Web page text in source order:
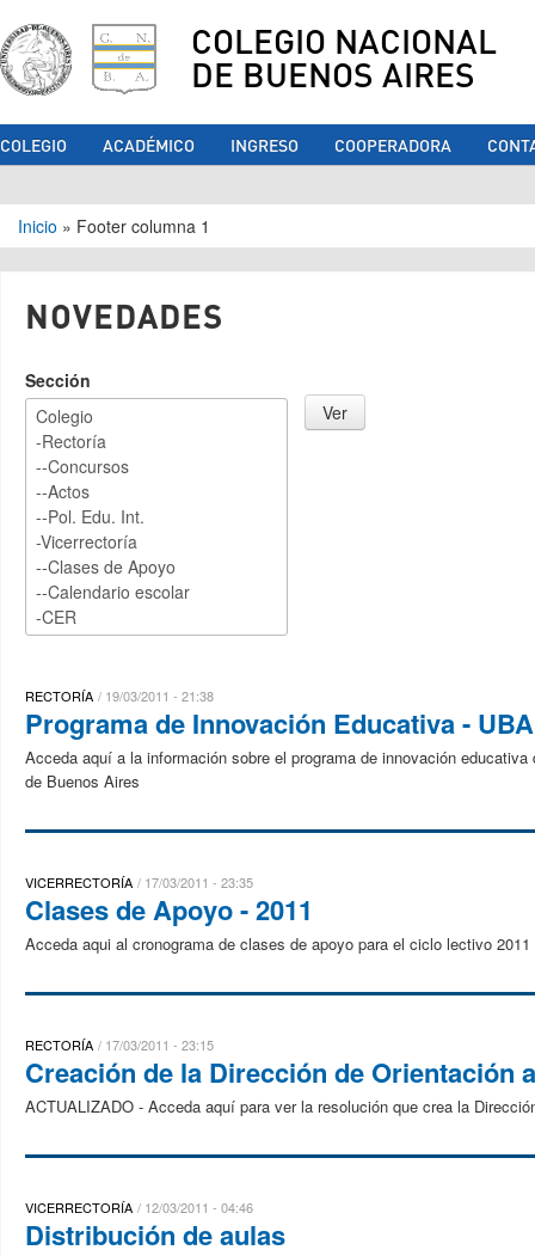
COLEGIO NACIONAL
DE BUENOS AIRES
COLEGIO ACADÉMICO INGRESO COOPERADORA
Se encuentra usted aquí
Inicio » Footer columna 1
NOVEDADES
Sección
RECTORÍA 19/03/2011 - 21:38
Programa de Innovación Educativa - UBA
Acceda aquí a la información sobre el programa de innovación
de Buenos Aires
VICERRECTORÍA 17/03/2011 - 23:35
Clases de Apoyo - 2011
Acceda aqui al cronograma de clases de apoyo para el ciclo lectivo 2011
RECTORÍA 17/03/2011 - 23:15
Creación de la Dirección de Orientación
ACTUALIZADO - Acceda aquí para ver la resolución que crea la
VICERRECTORÍA 12/03/2011 - 04:46
Distribución de aulas